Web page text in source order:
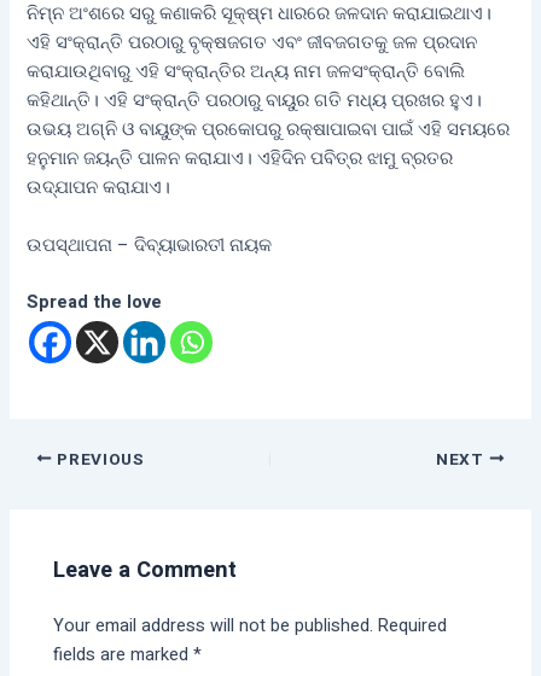
ନିମ୍ନ ଅଂଶରେ ସରୁ କଣାକରି ସୂକ୍ଷ୍ମ ଧାରରେ ଜଳଦାନ କରାଯାଇଥାଏ।
ଏହି ସଂକ୍ରାନ୍ତି ପରଠାରୁ ବୃକ୍ଷଜଗତ ଏବଂ ଜୀବଜଗତକୁ ଜଳ ପ୍ରଦାନ
କରାଯାଉଥିବାରୁ ଏହି ସଂକ୍ରାନ୍ତିର ଅନ୍ୟ ନାମ ଜଳସଂକ୍ରାନ୍ତି ବୋଲି
କହିଥାନ୍ତି। ଏହି ସଂକ୍ରାନ୍ତି ପରଠାରୁ ବାୟୁର ଗତି ମଧ୍ୟ ପ୍ରଖର ହୁଏ।
ଉଭୟ ଅଗ୍ନି ଓ ବାୟୁଙ୍କ ପ୍ରକୋପରୁ ରକ୍ଷାପାଇବା ପାଇଁ ଏହି ସମୟରେ
ହନୁମାନ ଜୟନ୍ତି ପାଳନ କରାଯାଏ। ଏହିଦିନ ପବିତ୍ର ଝାମୁ ବ୍ରତର
ଉଦ୍‌ଯାପନ କରାଯାଏ।
ଉପସ୍ଥାପନା – ଦିବ୍ୟାଭାରତୀ ନାୟକ
Spread the love
PREVIOUS NEXT
Leave a Comment
Your email address will not be published. Required
fields are marked*